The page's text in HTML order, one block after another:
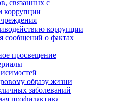
связанных с
коррупции
коррупции
сообщений о фактах
просвещение
образу жизни
заболеваний
профилактика